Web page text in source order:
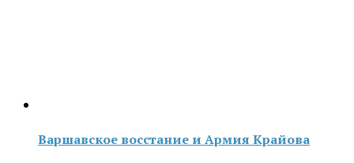
Варшавское восстание и Армия Крайова